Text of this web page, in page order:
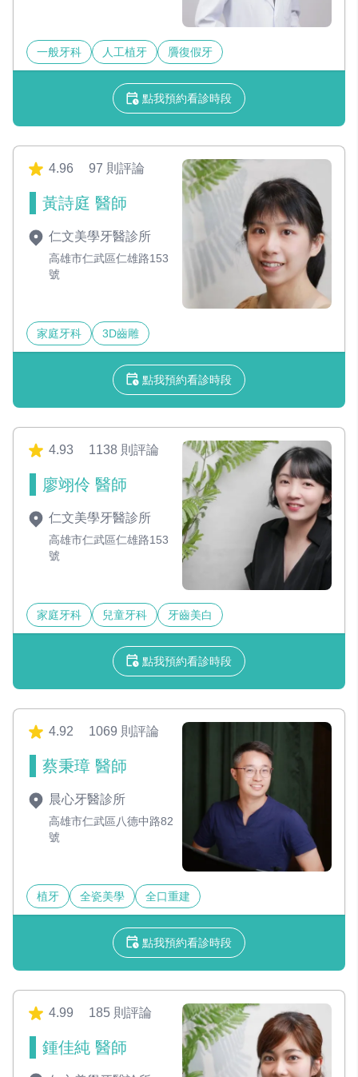
一般牙科 人工植牙 贗復假牙
點我預約看診時段
4.96 97 則評論
黃詩庭 醫師
仁文美學牙醫診所
高雄市仁武區仁雄路153
號
家庭牙科 3D齒雕
點我預約看診時段
4.93 1138 則評論
廖翊伶 醫師
仁文美學牙醫診所
高雄市仁武區仁雄路153
號
家庭牙科 兒童牙科 牙齒美白
點我預約看診時段
4.92 1069 則評論
蔡秉璋 醫師
晨心牙醫診所
高雄市仁武區八德中路82
號
植牙 全瓷美學 全口重建
點我預約看診時段
4.99 185 則評論
鍾佳純 醫師